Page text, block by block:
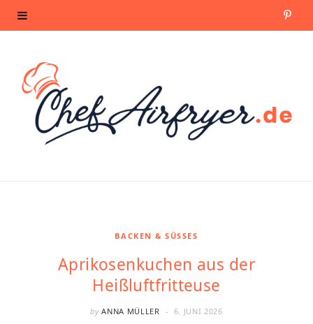
P
BACKEN & SÜSSES
Aprikosenkuchen aus der
Heißluftfritteuse
by ANNA MÜLLER 6. JUNI 2026